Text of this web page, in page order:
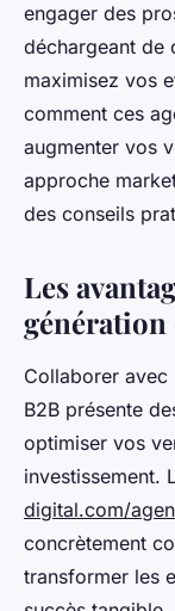
engager des
déchargeant de
maximisez vos
comment ces
augmenter vos
approche
des conseils
Les
génération
Collaborer avec
B2B présente
optimiser vos
investissement.
digital.com/
concrètement
transformer les